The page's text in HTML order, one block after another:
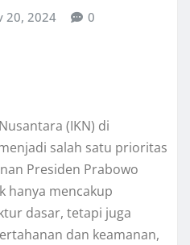
20, 2024 0
(IKN) di
salah satu prioritas
Presiden Prabowo
hanya mencakup
dasar, tetapi juga
dan keamanan,